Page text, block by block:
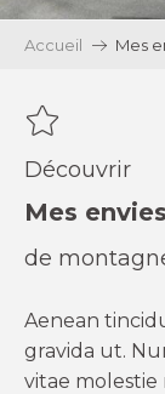
Accueil Mes
Découvrir
Mes envies
de
Aenean
gravida ut.
vitae molestie